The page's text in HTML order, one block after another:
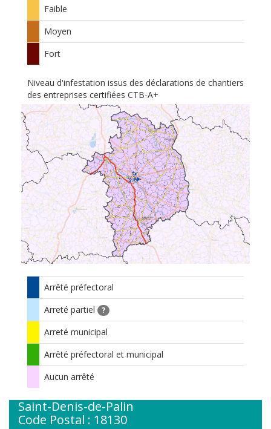
Faible
Moyen
Fort
Niveau d'infestation issus des déclarations de chantiers
des entreprises certifiées CTB-A+
Arrêté préfectoral
Arreté partiel
?
Arreté municipal
Arrêté préfectoral et municipal
Aucun arrêté
Saint-Denis-de-Palin
Code Postal : 18130